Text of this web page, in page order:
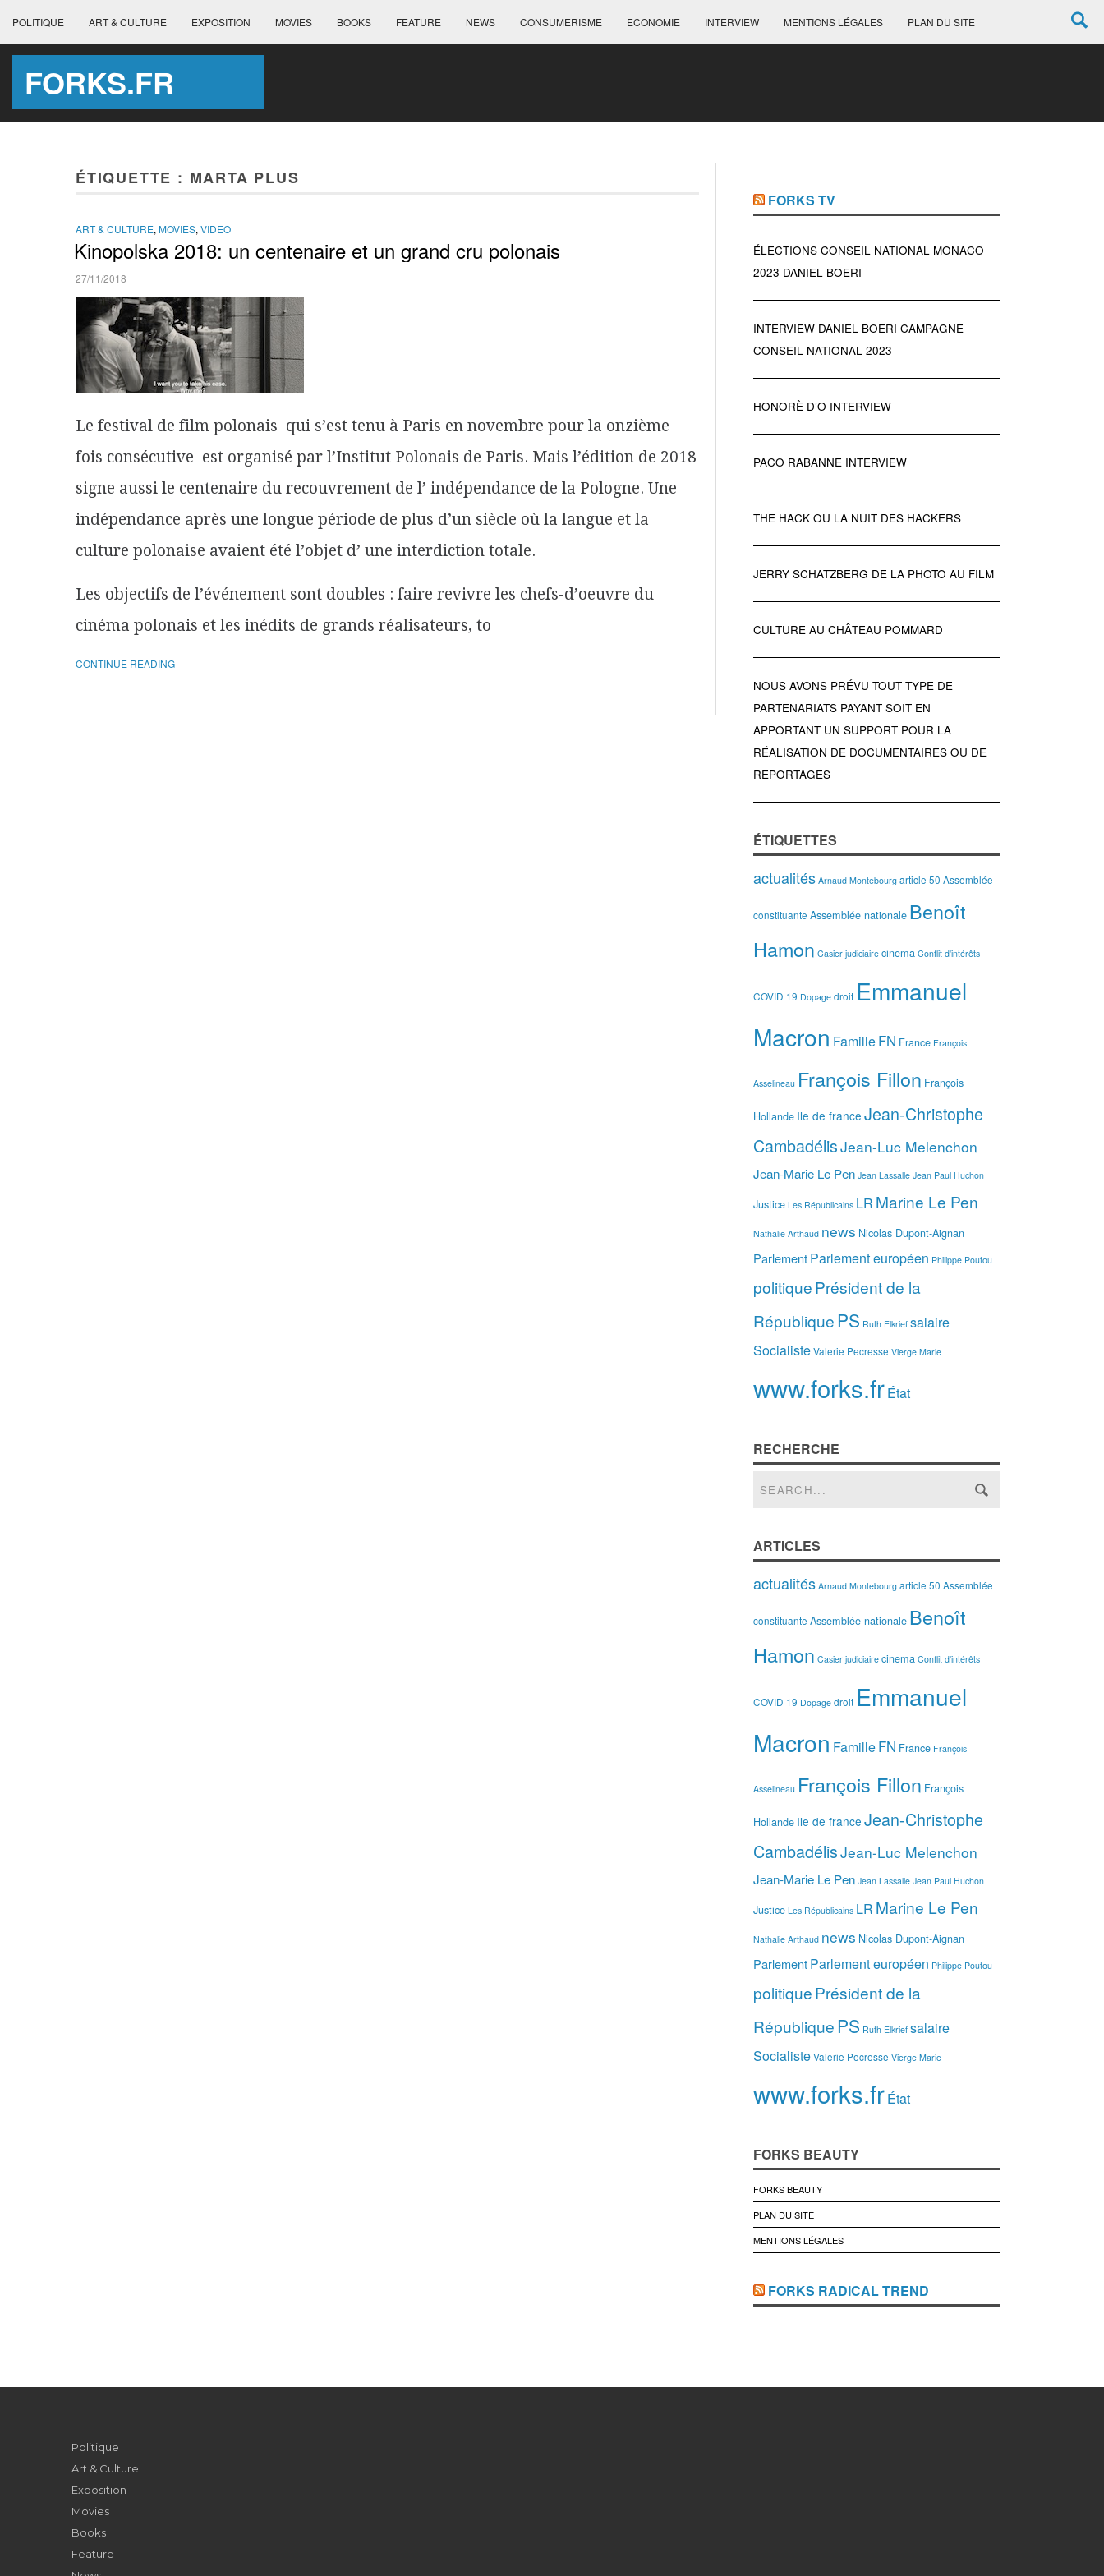
POLITIQUE ART & CULTURE EXPOSITION MOVIES BOOKS FEATURE NEWS CONSUMERISME ECONOMIE INTERVIEW MENTIONS LÉGALES PLAN DU SITE
FORKS.FR
ÉTIQUETTE : MARTA PLUS
ART & CULTURE, MOVIES, VIDEO
Kinopolska 2018: un centenaire et un grand cru polonais
27/11/2018
Le festival de film polonais qui s’est tenu à Paris en novembre pour la onzième
fois consécutive est organisé par l’Institut Polonais de Paris. Mais l’édition de 2018
signe aussi le centenaire du recouvrement de l’ indépendance de la Pologne. Une
indépendance après une longue période de plus d’un siècle où la langue et la
culture polonaise avaient été l’objet d’ une interdiction totale.
Les objectifs de l’événement sont doubles : faire revivre les chefs-d’oeuvre du
cinéma polonais et les inédits de grands réalisateurs, to
CONTINUE READING
FORKS TV
ÉLECTIONS CONSEIL NATIONAL MONACO
2023 DANIEL BOERI
INTERVIEW DANIEL BOERI CAMPAGNE
CONSEIL NATIONAL 2023
HONORÈ D’O INTERVIEW
PACO RABANNE INTERVIEW
THE HACK OU LA NUIT DES HACKERS
JERRY SCHATZBERG DE LA PHOTO AU FILM
CULTURE AU CHÂTEAU POMMARD
NOUS AVONS PRÉVU TOUT TYPE DE
PARTENARIATS PAYANT SOIT EN
APPORTANT UN SUPPORT POUR LA
RÉALISATION DE DOCUMENTAIRES OU DE
REPORTAGES
ÉTIQUETTES
actualités Arnaud Montebourg article 50 Assemblée
constituante Assemblée nationale Benoît
Hamon Casier judiciaire cinema Conflit d'intérêts
COVID 19 Dopage droit Emmanuel
Macron FamilleFN France François
Asselineau François Fillon François
Hollande Ile de france Jean-Christophe
CambadélisJean-Luc Melenchon
Jean-Marie Le Pen Jean Lassalle Jean Paul Huchon
Justice Les Républicains LR Marine Le Pen
Nathalie Arthaud news Nicolas Dupont-Aignan
ParlementParlement européen Philippe Poutou
politiquePrésident de la
République PS Ruth Elkrief salaire
SocialisteValerie Pecresse Vierge Marie
www.forks.frÉtat
RECHERCHE
ARTICLES
actualités Arnaud Montebourg article 50 Assemblée
constituante Assemblée nationale Benoît
Hamon Casier judiciaire cinema Conflit d'intérêts
COVID 19 Dopage droit Emmanuel
Macron FamilleFN France François
Asselineau François Fillon François
Hollande Ile de france Jean-Christophe
CambadélisJean-Luc Melenchon
Jean-Marie Le Pen Jean Lassalle Jean Paul Huchon
Justice Les Républicains LR Marine Le Pen
Nathalie Arthaud news Nicolas Dupont-Aignan
ParlementParlement européen Philippe Poutou
politiquePrésident de la
République PS Ruth Elkrief salaire
SocialisteValerie Pecresse Vierge Marie
www.forks.frÉtat
FORKS BEAUTY
FORKS BEAUTY
PLAN DU SITE
MENTIONS LÉGALES
FORKS RADICAL TREND
Politique
Art & Culture
Exposition
Movies
Books
Feature